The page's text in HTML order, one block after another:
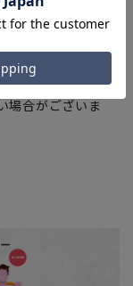
おります関係
が発生し、ご注文
ください。
文のタイミングに
場合がございま